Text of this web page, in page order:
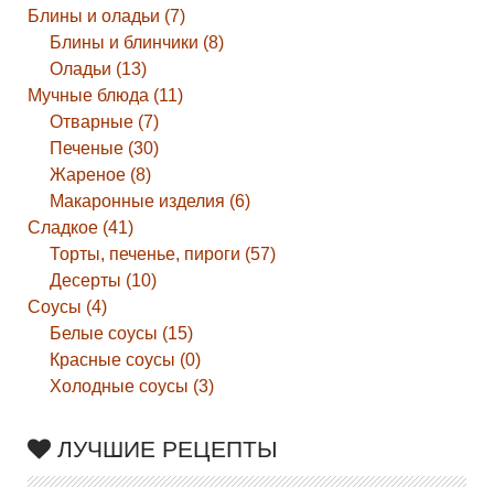
Блины и оладьи (7)
Блины и блинчики (8)
Оладьи (13)
Мучные блюда (11)
Отварные (7)
Печеные (30)
Жареное (8)
Макаронные изделия (6)
Сладкое (41)
Торты, печенье, пироги (57)
Десерты (10)
Соусы (4)
Белые соусы (15)
Красные соусы (0)
Холодные соусы (3)
ЛУЧШИЕ РЕЦЕПТЫ